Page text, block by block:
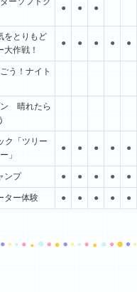
● ● ●
をとりもど
作戦！
● ● ● ● ●
う！ナイト
ン 晴れたら
ク「ツリー
」
● ● ● ● ●
ンプ ● ● ● ● ●
ター体験 ● ● ● ● ●